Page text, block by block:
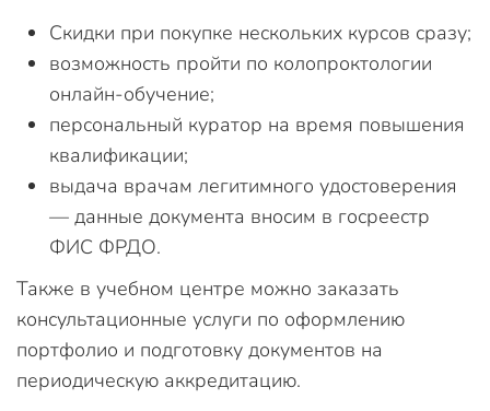
Скидки при покупке нескольких курсов сразу;
возможность пройти по колопроктологии
онлайн-обучение;
персональный куратор на время повышения
квалификации;
выдача врачам легитимного удостоверения
— данные документа вносим в госреестр
ФИС ФРДО.
Также в учебном центре можно заказать
консультационные услуги по оформлению
портфолио и подготовку документов на
периодическую аккредитацию.